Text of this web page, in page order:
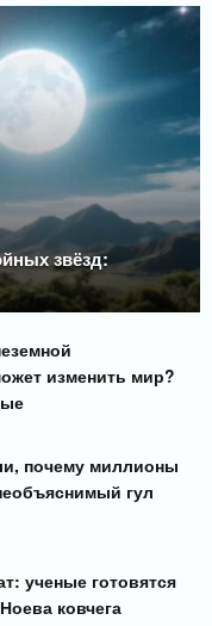
звёзд:
изменить мир?
почему миллионы
гул
ученые готовятся
ковчега